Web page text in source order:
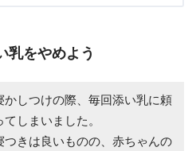
乳をやめよう
かしつけの際、毎回添い乳に頼
てしまいました。
つきは良いものの、赤ちゃんの